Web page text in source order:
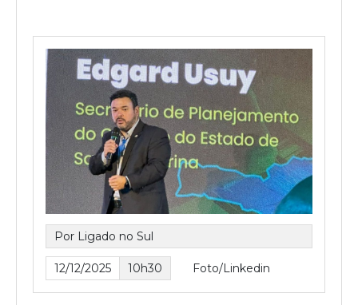
Por Ligado no Sul
12/12/2025 10h30 Foto/Linkedin